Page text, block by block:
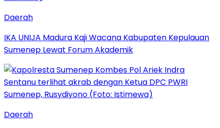
Daerah
IKA UNIJA Madura Kaji Wacana Kabupaten Kepulauan
Sumenep Lewat Forum Akademik
Daerah